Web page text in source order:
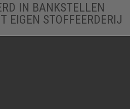
IN BANKSTELLEN
EIGEN STOFFEERDERIJ